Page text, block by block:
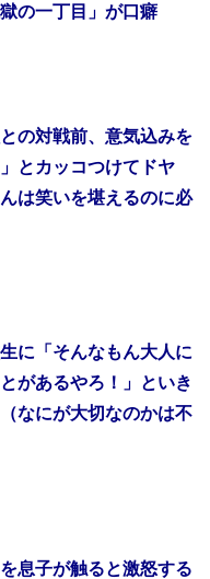
の一丁目」が口癖
の対戦前、意気込みを
とカッコつけてドヤ
は笑いを堪えるのに必
に「そんなもん大人に
があるやろ！」といき
なにが大切なのかは不
息子が触ると激怒する